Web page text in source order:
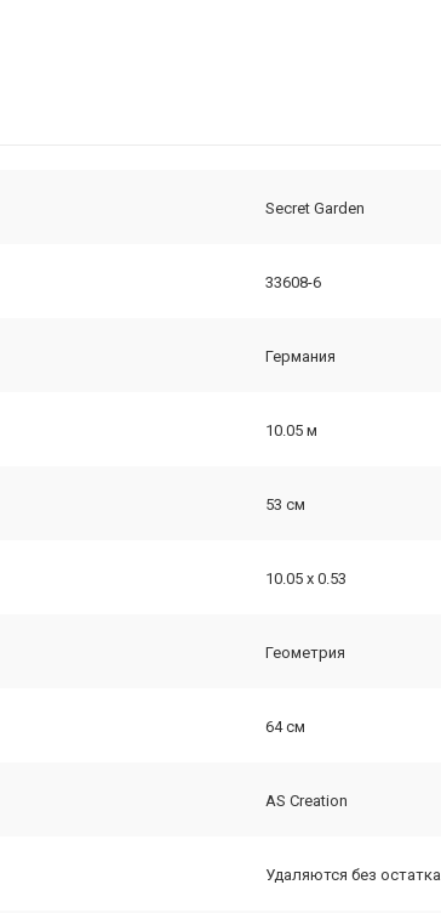
Secret Garden
33608-6
Германия
10.05 м
53 см
10.05 х 0.53
Геометрия
64 см
AS Creation
Удаляются без остатка